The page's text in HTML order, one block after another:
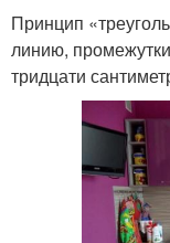
Принцип
линию,
тридцати